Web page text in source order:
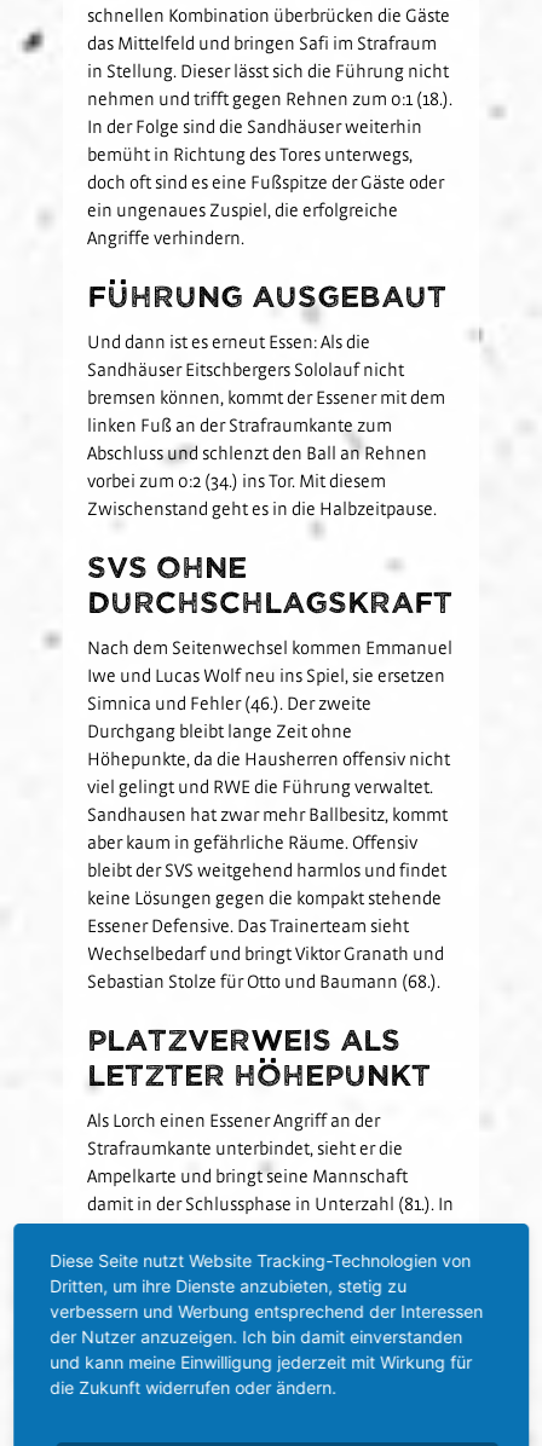
schnellen Kombination überbrücken die Gäste
das Mittelfeld und bringen Safi im Strafraum
in Stellung. Dieser lässt sich die Führung nicht
nehmen und trifft gegen Rehnen zum 0:1 (18.).
In der Folge sind die Sandhäuser weiterhin
bemüht in Richtung des Tores unterwegs,
doch oft sind es eine Fußspitze der Gäste oder
ein ungenaues Zuspiel, die erfolgreiche
Angriffe verhindern.
Führung ausgebaut
Und dann ist es erneut Essen: Als die
Sandhäuser Eitschbergers Sololauf nicht
bremsen können, kommt der Essener mit dem
linken Fuß an der Strafraumkante zum
Abschluss und schlenzt den Ball an Rehnen
vorbei zum 0:2 (34.) ins Tor. Mit diesem
Zwischenstand geht es in die Halbzeitpause.
SVS ohne
Durchschlagskraft
Nach dem Seitenwechsel kommen Emmanuel
Iwe und Lucas Wolf neu ins Spiel, sie ersetzen
Simnica und Fehler (46.). Der zweite
Durchgang bleibt lange Zeit ohne
Höhepunkte, da die Hausherren offensiv nicht
viel gelingt und RWE die Führung verwaltet.
Sandhausen hat zwar mehr Ballbesitz, kommt
aber kaum in gefährliche Räume. Offensiv
bleibt der SVS weitgehend harmlos und findet
keine Lösungen gegen die kompakt stehende
Essener Defensive. Das Trainerteam sieht
Wechselbedarf und bringt Viktor Granath und
Sebastian Stolze für Otto und Baumann (68.).
Platzverweis als
letzter Höhepunkt
Als Lorch einen Essener Angriff an der
Strafraumkante unterbindet, sieht er die
Ampelkarte und bringt seine Mannschaft
damit in der Schlussphase in Unterzahl (81.). In
dieser gelingt es den Schwarz-Weißen trotz
Bemühungen nicht mehr, den
Anschlusstreffer zu erzielen.
SVS zu Gast in
Dresden
Diese Seite nutzt Website Tracking-Technologien von
Dritten, um ihre Dienste anzubieten, stetig zu
verbessern und Werbung entsprechend der Interessen
der Nutzer anzuzeigen. Ich bin damit einverstanden
und kann meine Einwilligung jederzeit mit Wirkung für
die Zukunft widerrufen oder ändern.